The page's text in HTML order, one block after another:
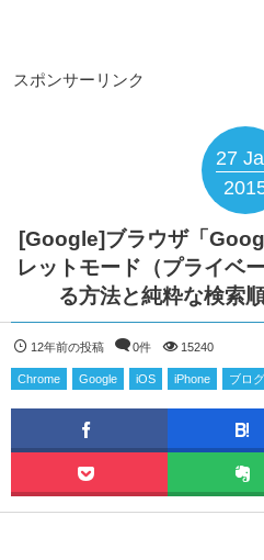
スポンサーリンク
27
[Google]ブラウザ「
レットモード（プライベ
る方法と純粋な検索
12年前の投稿 0件 15240
Chrome Google iOS iPhone ブログ